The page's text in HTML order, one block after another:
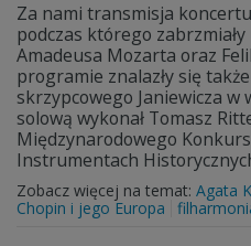
Za nami transmisja
podczas którego
Amadeusa Mozarta oraz
programie znalazły się
skrzypcowego Janiewicza
solową wykonał Tomasz
Międzynarodowego
Instrumentach
Zobacz więcej na temat: Agata
Chopin i jego Europa